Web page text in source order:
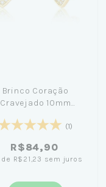
Brinco Coração
Cravejado 10mm
(1)
R$84,90
de R$21,23 sem juros